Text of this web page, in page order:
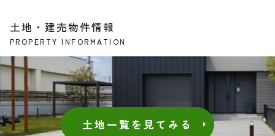
土地・建売物件情報
PROPERTY INFORMATION
土地一覧を見てみる